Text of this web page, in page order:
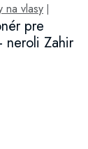
na vlasy
pre
neroli Zahir